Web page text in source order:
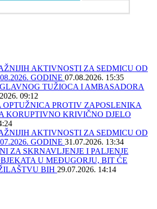
AKTIVNOSTI ZA SEDMICU OD
GODINE 07.08.2026. 15:35
TUŽIOCA I AMBASADORA
09:12
OPTUŽNICA PROTIV ZAPOSLENIKA
KORUPTIVNO KRIVIČNO DJELO
AKTIVNOSTI ZA SEDMICU OD
GODINE 31.07.2026. 13:34
ZA SKRNAVLJENJE I PALJENJE
U MEĐUGORJU, BIT ĆE
BIH 29.07.2026. 14:14